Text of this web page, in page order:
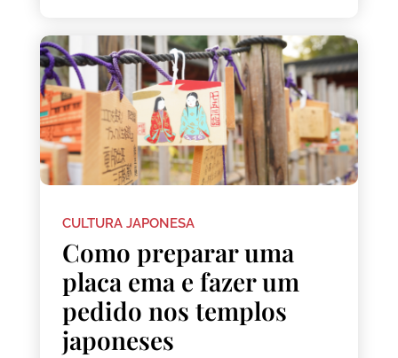
CULTURA JAPONESA
Como preparar uma
placa ema e fazer um
pedido nos templos
japoneses